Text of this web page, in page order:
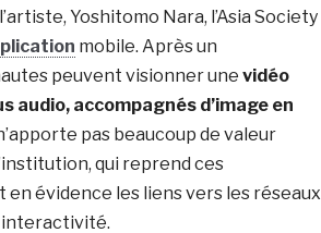
Yoshitomo Nara, l’Asia Society
mobile. Après un
peuvent visionner une vidéo
audio, accompagnés d’image en
pas beaucoup de valeur
qui reprend ces
évidence les liens vers les réseaux
interactivité.